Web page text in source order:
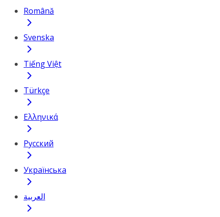
Română
Svenska
Tiếng Việt
Türkçe
Ελληνικά
Русский
Українська
العربية